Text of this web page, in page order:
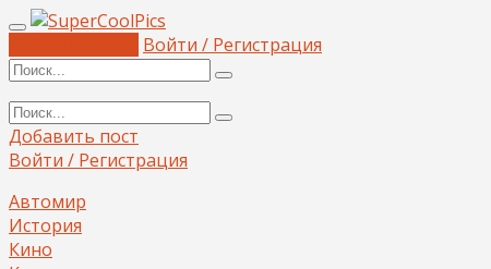
Войти / Регистрация
Добавить пост
Войти / Регистрация
Автомир
История
Кино